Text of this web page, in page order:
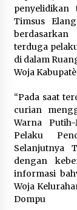
penyelidikan
Timsus
terduga
di dalam
Woja
“Pada saat
curian
Warna
Pelaku
Selanjutnya
dengan
informasi
Woja
Dompu